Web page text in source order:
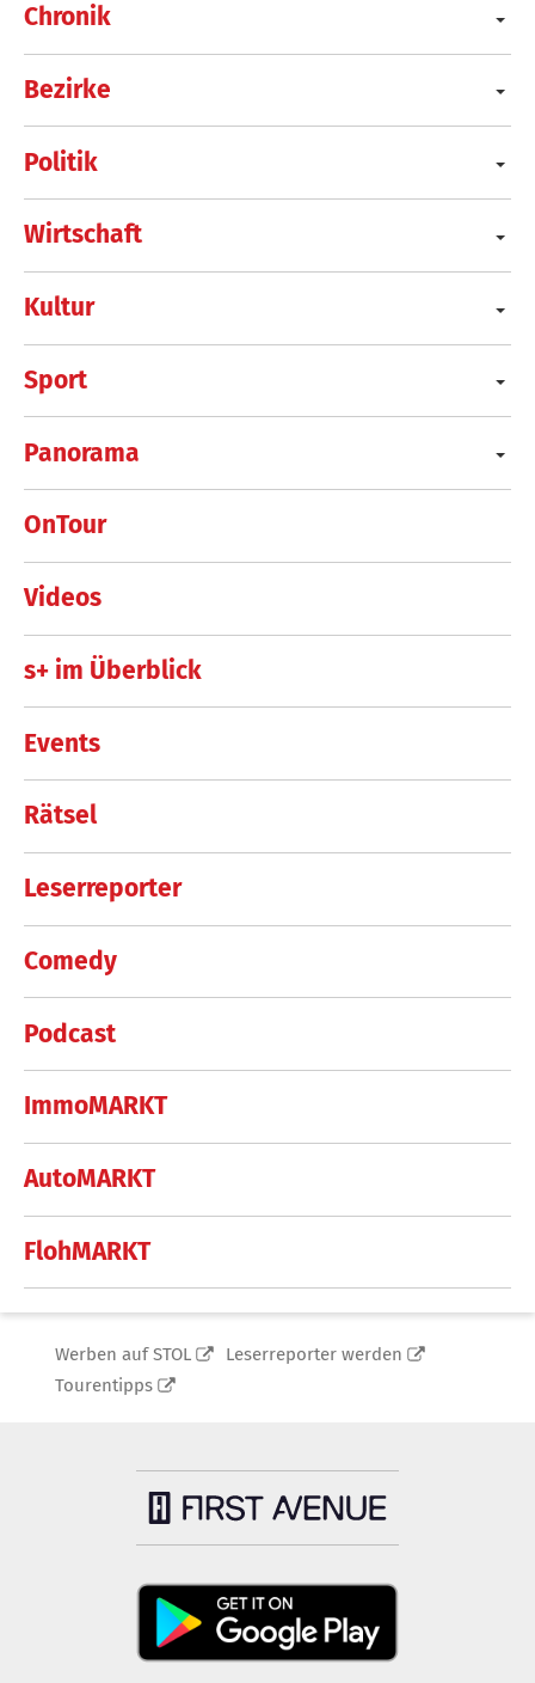
Chronik
Bezirke
Politik
Wirtschaft
Kultur
Sport
Panorama
OnTour
Videos
s+ im Überblick
Events
Rätsel
Leserreporter
Comedy
Podcast
ImmoMARKT
AutoMARKT
FlohMARKT
Werben auf STOL
Leserreporter werden
Tourentipps